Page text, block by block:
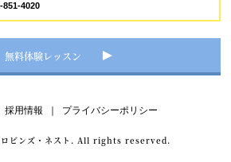
851-4020
無料体験レッスン
採用情報 ｜ プライバシーポリシー
ビンズ・ネスト. All rights reserved.